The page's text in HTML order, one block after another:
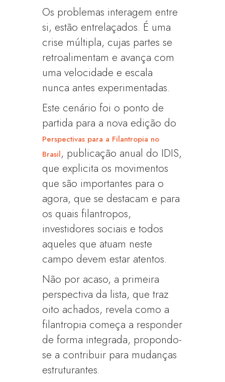
Os problemas interagem entre
si, estão entrelaçados. É uma
crise múltipla, cujas partes se
retroalimentam e avança com
uma velocidade e escala
nunca antes experimentadas.
Este cenário foi o ponto de
partida para a nova edição do
Perspectivas para a Filantropia no
Brasil, publicação anual do IDIS,
que explicita os movimentos
que são importantes para o
agora, que se destacam e para
os quais filantropos,
investidores sociais e todos
aqueles que atuam neste
campo devem estar atentos.
Não por acaso, a primeira
perspectiva da lista, que traz
oito achados, revela como a
filantropia começa a responder
de forma integrada, propondo-
se a contribuir para mudanças
estruturantes.